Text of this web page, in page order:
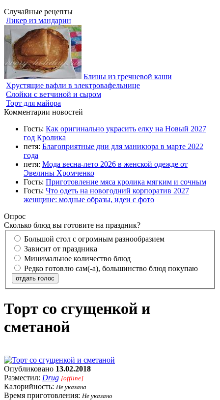
Случайные рецепты
Ликер из мандарин
Блины из гречневой каши
Хрустящие вафли в электровафельнице
Слойки с ветчиной и сыром
Торт для майора
Комментарии новостей
Гость: Как оригинально украсить елку на Новый 2027
год Кролика
петя: Благоприятные дни для маникюра в марте 2022
года
петя: Мода весна-лето 2026 в женской одежде от
Эвелины Хромченко
Гость: Приготовление мяса кролика мягким и сочным
Гость: Что одеть на новогодний корпоратив 2027
женщине: модные образы, идеи с фото
Опрос
Сколько блюд вы готовите на праздник?
Большой стол с огромным разнообразием
Зависит от праздника
Минимальное количество блюд
Редко готовлю сам(-а), большинство блюд покупаю
отдать голос
Торт со сгущенкой и
сметаной
Опубликовано 13.02.2018
Разместил: Drug [offline]
Калорийность: Не указана
Время приготовления: Не указано